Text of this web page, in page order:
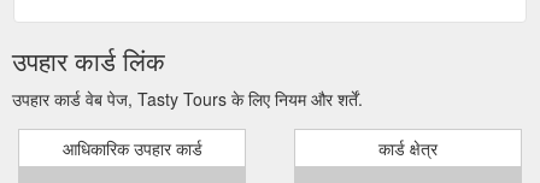
उपहार कार्ड लिंक
उपहार कार्ड वेब पेज, Tasty Tours के लिए नियम और शर्तें.
आधिकारिक उपहार कार्ड कार्ड क्षेत्र